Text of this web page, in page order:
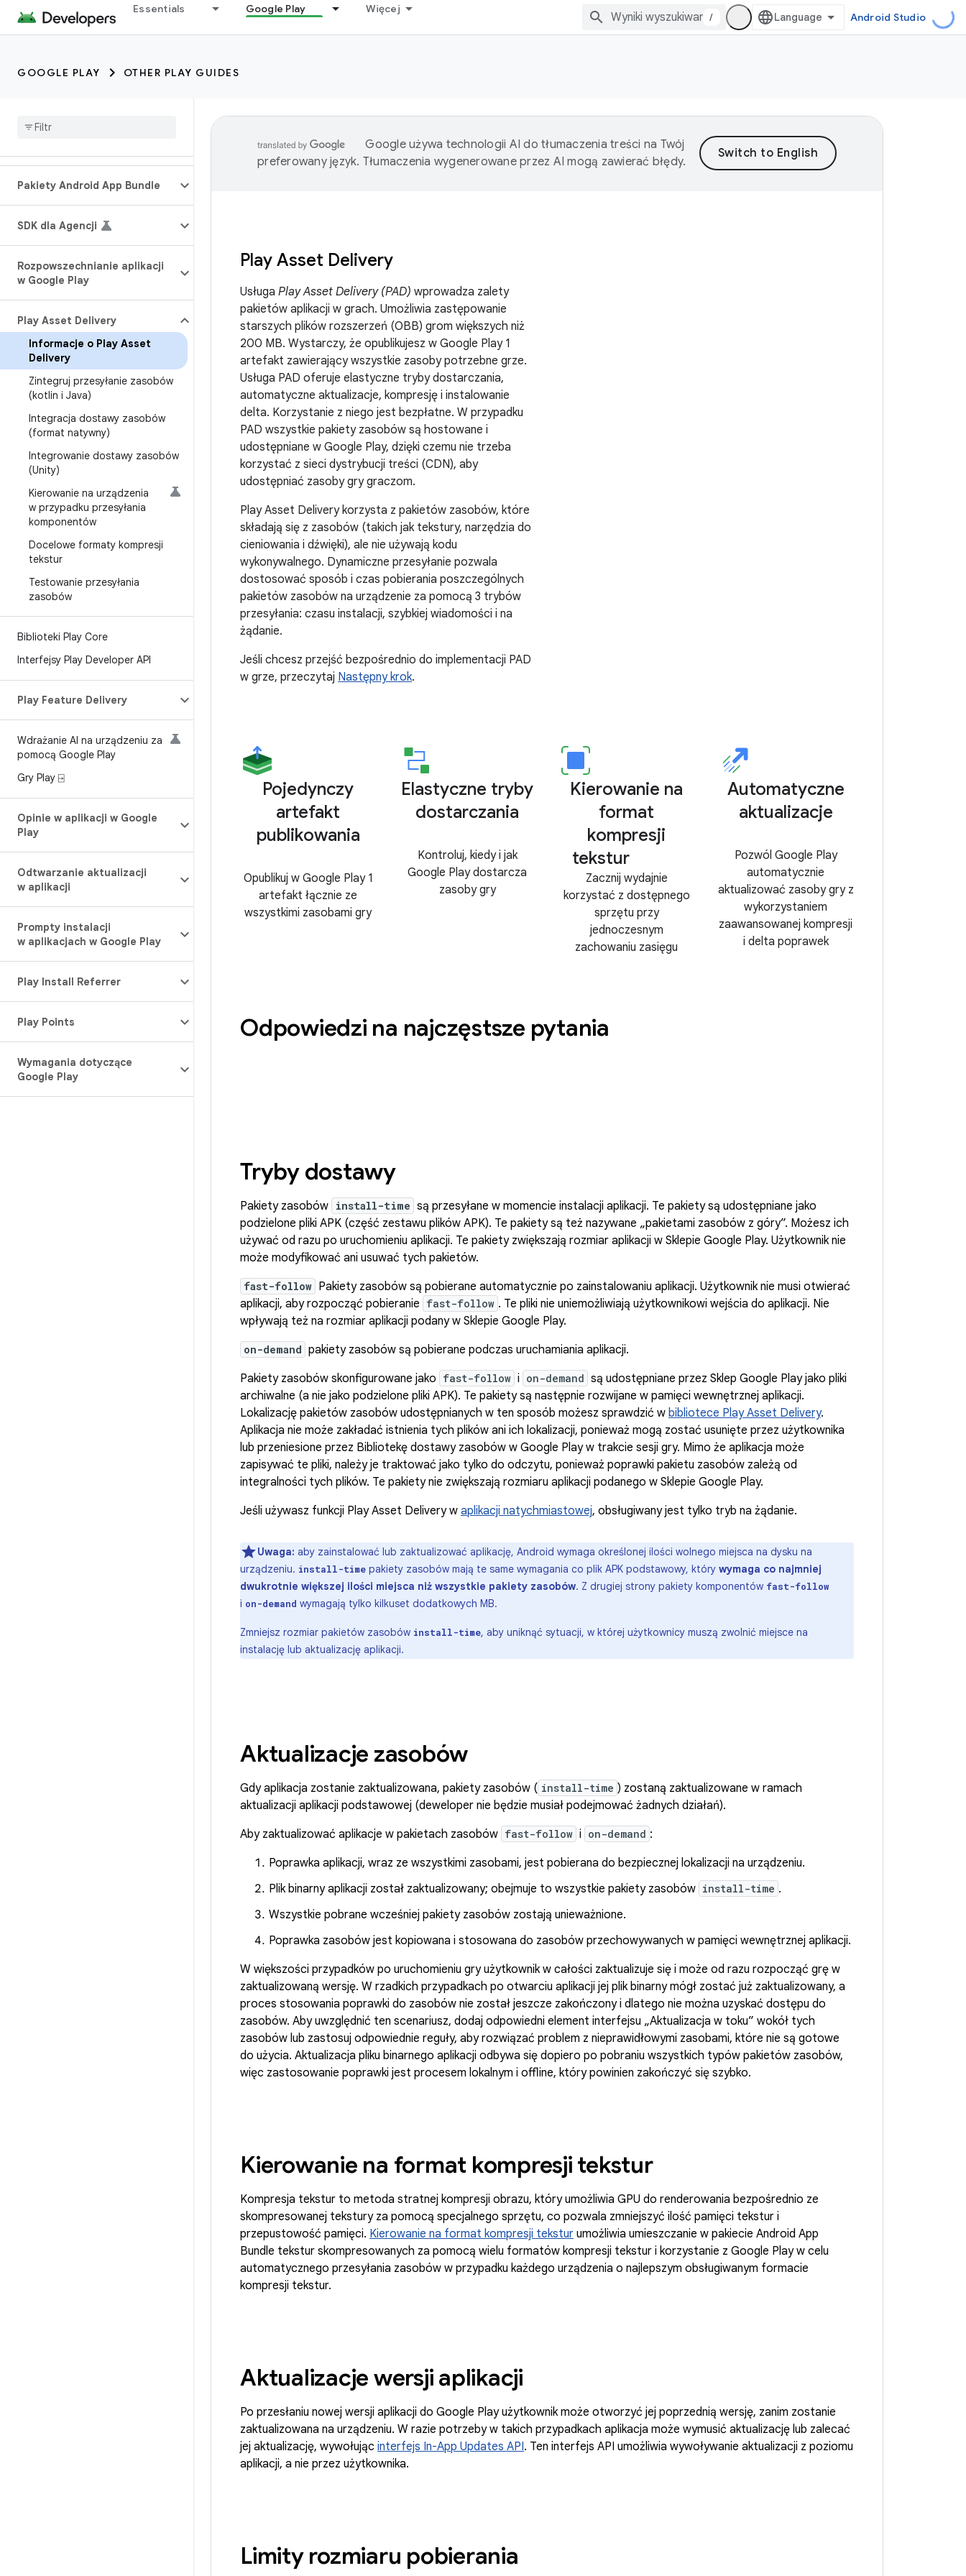
Essentials Google Play Więcej
/ Android Studio
GOOGLE PLAY OTHER PLAY GUIDES
Pakiety Android App Bundle
SDK dla Agencji
Rozpowszechnianie aplikacji
w Google Play
Play Asset Delivery
Informacje o Play Asset
Delivery
Zintegruj przesyłanie zasobów
(kotlin i Java)
Integracja dostawy zasobów
(format natywny)
Integrowanie dostawy zasobów
(Unity)
Kierowanie na urządzenia
w przypadku przesyłania
komponentów
Docelowe formaty kompresji
tekstur
Testowanie przesyłania
zasobów
Biblioteki Play Core
Interfejsy Play Developer API
Play Feature Delivery
Wdrażanie AI na urządzeniu za
pomocą Google Play
Gry Play ⍈
Opinie w aplikacji w Google
Play
Odtwarzanie aktualizacji
w aplikacji
Prompty instalacji
w aplikacjach w Google Play
Play Install Referrer
Play Points
Wymagania dotyczące
Google Play
Google używa technologii AI do tłumaczenia treści na Twój
preferowany język. Tłumaczenia wygenerowane przez AI mogą zawierać błędy.
Play Asset Delivery
Usługa Play Asset Delivery (PAD) wprowadza zalety
pakietów aplikacji w grach. Umożliwia zastępowanie
starszych plików rozszerzeń (OBB) grom większych niż
200 MB. Wystarczy, że opublikujesz w Google Play 1
artefakt zawierający wszystkie zasoby potrzebne grze.
Usługa PAD oferuje elastyczne tryby dostarczania,
automatyczne aktualizacje, kompresję i instalowanie
delta. Korzystanie z niego jest bezpłatne. W przypadku
PAD wszystkie pakiety zasobów są hostowane i
udostępniane w Google Play, dzięki czemu nie trzeba
korzystać z sieci dystrybucji treści (CDN), aby
udostępniać zasoby gry graczom.
Play Asset Delivery korzysta z pakietów zasobów, które
składają się z zasobów (takich jak tekstury, narzędzia do
cieniowania i dźwięki), ale nie używają kodu
wykonywalnego. Dynamiczne przesyłanie pozwala
dostosować sposób i czas pobierania poszczególnych
pakietów zasobów na urządzenie za pomocą 3 trybów
przesyłania: czasu instalacji, szybkiej wiadomości i na
żądanie.
Jeśli chcesz przejść bezpośrednio do implementacji PAD
w grze, przeczytaj Następny krok.
Pojedynczy
artefakt
publikowania
Opublikuj w Google Play 1
artefakt łącznie ze
wszystkimi zasobami gry
Elastyczne tryby
dostarczania
Kontroluj, kiedy i jak
Google Play dostarcza
zasoby gry
Kierowanie na
format
kompresji
tekstur
Zacznij wydajnie
korzystać z dostępnego
sprzętu przy
jednoczesnym
zachowaniu zasięgu
Automatyczne
aktualizacje
Pozwól Google Play
automatycznie
aktualizować zasoby gry z
wykorzystaniem
zaawansowanej kompresji
i delta poprawek
Odpowiedzi na najczęstsze pytania
Tryby dostawy
Pakiety zasobów install-time są przesyłane w momencie instalacji aplikacji. Te pakiety są udostępniane jako
podzielone pliki APK (część zestawu plików APK). Te pakiety są też nazywane „pakietami zasobów z góry”. Możesz ich
używać od razu po uruchomieniu aplikacji. Te pakiety zwiększają rozmiar aplikacji w Sklepie Google Play. Użytkownik nie
może modyfikować ani usuwać tych pakietów.
fast-follow Pakiety zasobów są pobierane automatycznie po zainstalowaniu aplikacji. Użytkownik nie musi otwierać
aplikacji, aby rozpocząć pobieranie fast-follow . Te pliki nie uniemożliwiają użytkownikowi wejścia do aplikacji. Nie
wpływają też na rozmiar aplikacji podany w Sklepie Google Play.
on-demand pakiety zasobów są pobierane podczas uruchamiania aplikacji.
Pakiety zasobów skonfigurowane jako fast-follow i on-demand są udostępniane przez Sklep Google Play jako pliki
archiwalne (a nie jako podzielone pliki APK). Te pakiety są następnie rozwijane w pamięci wewnętrznej aplikacji.
Lokalizację pakietów zasobów udostępnianych w ten sposób możesz sprawdzić w bibliotece Play Asset Delivery.
Aplikacja nie może zakładać istnienia tych plików ani ich lokalizacji, ponieważ mogą zostać usunięte przez użytkownika
lub przeniesione przez Bibliotekę dostawy zasobów w Google Play w trakcie sesji gry. Mimo że aplikacja może
zapisywać te pliki, należy je traktować jako tylko do odczytu, ponieważ poprawki pakietu zasobów zależą od
integralności tych plików. Te pakiety nie zwiększają rozmiaru aplikacji podanego w Sklepie Google Play.
Jeśli używasz funkcji Play Asset Delivery w aplikacji natychmiastowej, obsługiwany jest tylko tryb na żądanie.
Uwaga: aby zainstalować lub zaktualizować aplikację, Android wymaga określonej ilości wolnego miejsca na dysku na
urządzeniu. install-time pakiety zasobów mają te same wymagania co plik APK podstawowy, który wymaga co najmniej
dwukrotnie większej ilości miejsca niż wszystkie pakiety zasobów. Z drugiej strony pakiety komponentów fast-follow
i on-demand wymagają tylko kilkuset dodatkowych MB.
Zmniejsz rozmiar pakietów zasobów install-time, aby uniknąć sytuacji, w której użytkownicy muszą zwolnić miejsce na
instalację lub aktualizację aplikacji.
Aktualizacje zasobów
Gdy aplikacja zostanie zaktualizowana, pakiety zasobów ( install-time ) zostaną zaktualizowane w ramach
aktualizacji aplikacji podstawowej (deweloper nie będzie musiał podejmować żadnych działań).
Aby zaktualizować aplikacje w pakietach zasobów fast-follow i on-demand :
Poprawka aplikacji, wraz ze wszystkimi zasobami, jest pobierana do bezpiecznej lokalizacji na urządzeniu.
Plik binarny aplikacji został zaktualizowany; obejmuje to wszystkie pakiety zasobów install-time .
Wszystkie pobrane wcześniej pakiety zasobów zostają unieważnione.
Poprawka zasobów jest kopiowana i stosowana do zasobów przechowywanych w pamięci wewnętrznej aplikacji.
W większości przypadków po uruchomieniu gry użytkownik w całości zaktualizuje się i może od razu rozpocząć grę w
zaktualizowaną wersję. W rzadkich przypadkach po otwarciu aplikacji jej plik binarny mógł zostać już zaktualizowany, a
proces stosowania poprawki do zasobów nie został jeszcze zakończony i dlatego nie można uzyskać dostępu do
zasobów. Aby uwzględnić ten scenariusz, dodaj odpowiedni element interfejsu „Aktualizacja w toku” wokół tych
zasobów lub zastosuj odpowiednie reguły, aby rozwiązać problem z nieprawidłowymi zasobami, które nie są gotowe
do użycia. Aktualizacja pliku binarnego aplikacji odbywa się dopiero po pobraniu wszystkich typów pakietów zasobów,
więc zastosowanie poprawki jest procesem lokalnym i offline, który powinien zakończyć się szybko.
Kierowanie na format kompresji tekstur
Kompresja tekstur to metoda stratnej kompresji obrazu, który umożliwia GPU do renderowania bezpośrednio ze
skompresowanej tekstury za pomocą specjalnego sprzętu, co pozwala zmniejszyć ilość pamięci tekstur i
przepustowość pamięci. Kierowanie na format kompresji tekstur umożliwia umieszczanie w pakiecie Android App
Bundle tekstur skompresowanych za pomocą wielu formatów kompresji tekstur i korzystanie z Google Play w celu
automatycznego przesyłania zasobów w przypadku każdego urządzenia o najlepszym obsługiwanym formacie
kompresji tekstur.
Aktualizacje wersji aplikacji
Po przesłaniu nowej wersji aplikacji do Google Play użytkownik może otworzyć jej poprzednią wersję, zanim zostanie
zaktualizowana na urządzeniu. W razie potrzeby w takich przypadkach aplikacja może wymusić aktualizację lub zalecać
jej aktualizację, wywołując interfejs In-App Updates API. Ten interfejs API umożliwia wywoływanie aktualizacji z poziomu
aplikacji, a nie przez użytkownika.
Limity rozmiaru pobierania